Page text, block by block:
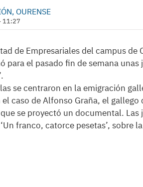
OURENSE
11:27
de Empresariales del campus
para el pasado fin de semana
se centraron en la emigración
el caso de Alfonso Graña, el
se proyectó un documental.
franco, catorce pesetas’, sobre